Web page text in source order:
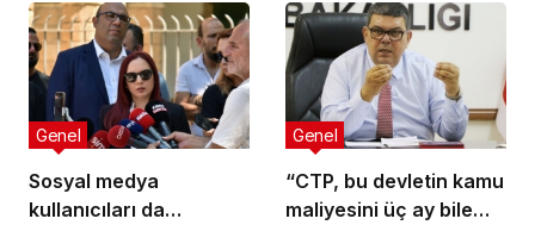
Sosyal medya
kullanıcıları da
Genel
“CTP, bu devletin kamu
maliyesini üç ay bile
Genel